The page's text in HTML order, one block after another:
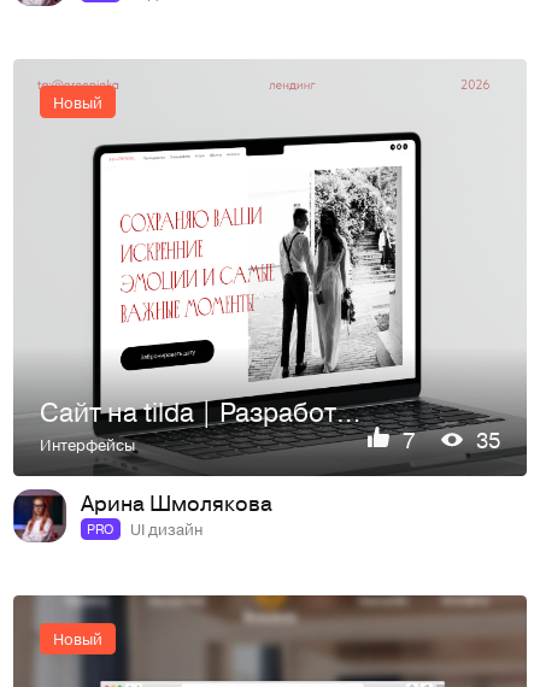
Новый
Сайт на tilda | Разработка лендинга | Web Desing
Интерфейсы 7 35
Арина Шмолякова
PRO UI дизайн
Новый